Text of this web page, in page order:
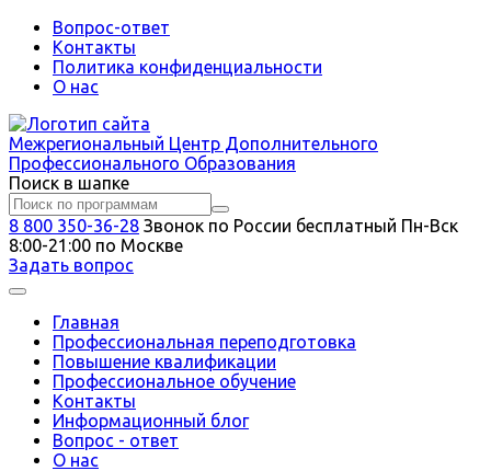
Вопрос-ответ
Контакты
Политика конфиденциальности
О нас
Межрегиональный Центр Дополнительного
Профессионального Образования
Поиск в шапке
8 800 350-36-28 Звонок по России бесплатный Пн-Вск
8:00-21:00 по Москве
Задать вопрос
Главная
Профессиональная переподготовка
Повышение квалификации
Профессиональное обучение
Контакты
Информационный блог
Вопрос - ответ
О нас